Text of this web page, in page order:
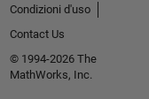
Condizioni d'uso
Contact Us
© 1994-2026 The
MathWorks, Inc.